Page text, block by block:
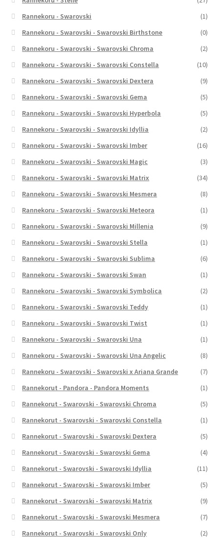
Rannekoru - Swarovski
(1)
Rannekoru - Swarovski - Swarovski Birthstone
(0)
Rannekoru - Swarovski - Swarovski Chroma
(2)
Rannekoru - Swarovski - Swarovski Constella
(10)
Rannekoru - Swarovski - Swarovski Dextera
(9)
Rannekoru - Swarovski - Swarovski Gema
(5)
Rannekoru - Swarovski - Swarovski Hyperbola
(5)
Rannekoru - Swarovski - Swarovski Idyllia
(2)
Rannekoru - Swarovski - Swarovski Imber
(16)
Rannekoru - Swarovski - Swarovski Magic
(3)
Rannekoru - Swarovski - Swarovski Matrix
(34)
Rannekoru - Swarovski - Swarovski Mesmera
(8)
Rannekoru - Swarovski - Swarovski Meteora
(1)
Rannekoru - Swarovski - Swarovski Millenia
(9)
Rannekoru - Swarovski - Swarovski Stella
(1)
Rannekoru - Swarovski - Swarovski Sublima
(6)
Rannekoru - Swarovski - Swarovski Swan
(1)
Rannekoru - Swarovski - Swarovski Symbolica
(2)
Rannekoru - Swarovski - Swarovski Teddy
(1)
Rannekoru - Swarovski - Swarovski Twist
(1)
Rannekoru - Swarovski - Swarovski Una
(1)
Rannekoru - Swarovski - Swarovski Una Angelic
(8)
Rannekoru - Swarovski - Swarovski x Ariana Grande
(7)
Rannekorut - Pandora - Pandora Moments
(1)
Rannekorut - Swarovski - Swarovski Chroma
(5)
Rannekorut - Swarovski - Swarovski Constella
(1)
Rannekorut - Swarovski - Swarovski Dextera
(5)
Rannekorut - Swarovski - Swarovski Gema
(4)
Rannekorut - Swarovski - Swarovski Idyllia
(11)
Rannekorut - Swarovski - Swarovski Imber
(5)
Rannekorut - Swarovski - Swarovski Matrix
(9)
Rannekorut - Swarovski - Swarovski Mesmera
(7)
Rannekorut - Swarovski - Swarovski Only
(2)